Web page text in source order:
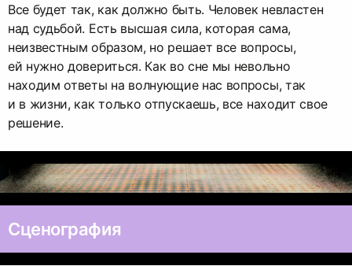
Все будет так, как должно быть. Человек невластен
над судьбой. Есть высшая сила, которая сама,
неизвестным образом, но решает все вопросы,
ей нужно довериться. Как во сне мы невольно
находим ответы на волнующие нас вопросы, так
и в жизни, как только отпускаешь, все находит свое
решение.
Сценография